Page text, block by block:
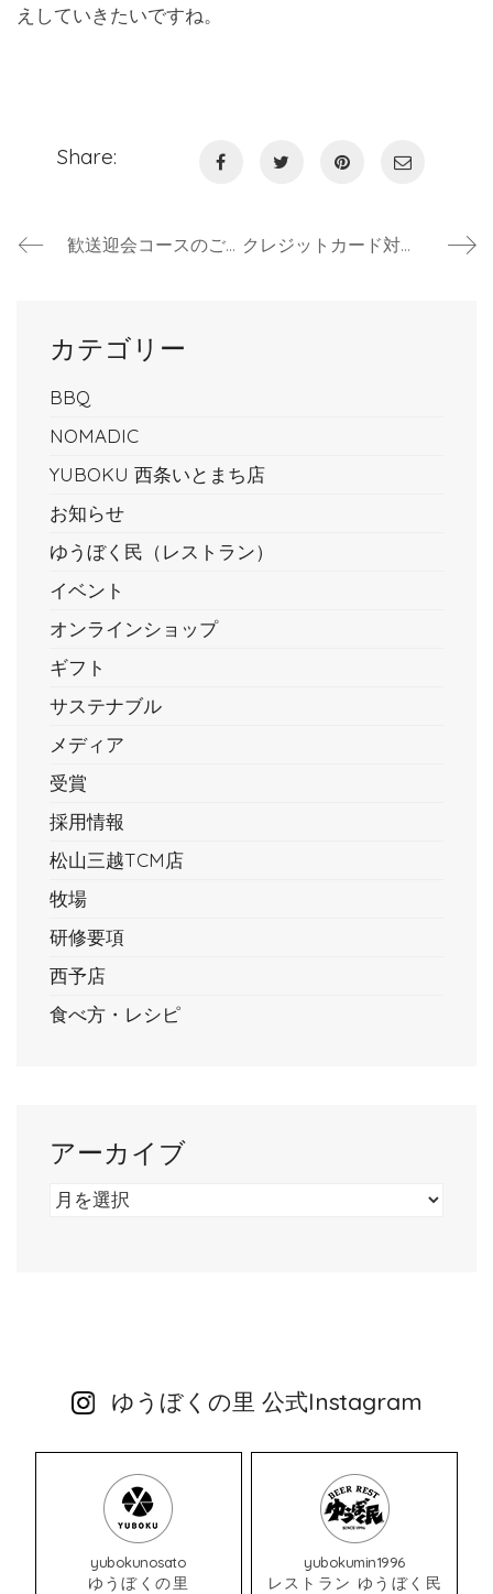
えしていきたいですね。
Share:
歓送迎会コースのご案内 クレジットカード対応のご案内(レストラン)
カテゴリー
BBQ
NOMADIC
YUBOKU 西条いとまち店
お知らせ
ゆうぼく民（レストラン）
イベント
オンラインショップ
ギフト
サステナブル
メディア
受賞
採用情報
松山三越TCM店
牧場
研修要項
西予店
食べ方・レシピ
アーカイブ
ア
ゆうぼくの里 公式Instagram
yubokunosato
ゆうぼくの里
yubokumin1996
レストラン ゆうぼく民